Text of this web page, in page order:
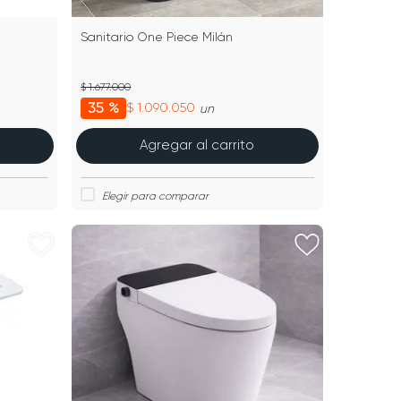
Sanitario One Piece Milán
35 % $ 1.090.050
$ 1.677.000
un
Agregar al carrito